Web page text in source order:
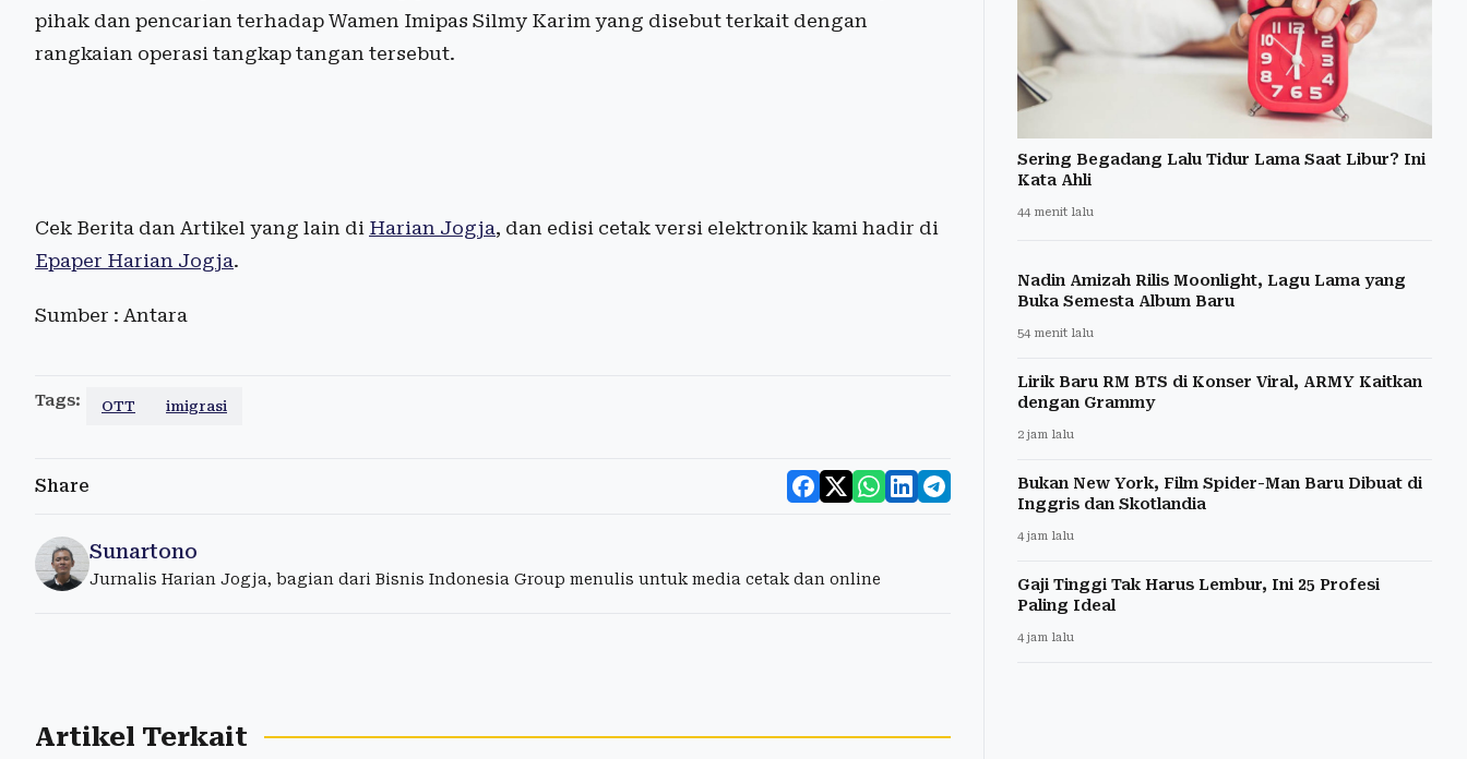
pihak dan pencarian terhadap Wamen Imipas Silmy Karim yang disebut terkait dengan
rangkaian operasi tangkap tangan tersebut.
Cek Berita dan Artikel yang lain di Harian Jogja, dan edisi cetak versi elektronik kami hadir di
Epaper Harian Jogja.
Sumber : Antara
Tags: OTT imigrasi
Share
Sunartono
Jurnalis Harian Jogja, bagian dari Bisnis Indonesia Group menulis untuk media cetak dan online
Artikel Terkait
Sering Begadang Lalu Tidur Lama Saat Libur? Ini
Kata Ahli
44 menit lalu
Nadin Amizah Rilis Moonlight, Lagu Lama yang
Buka Semesta Album Baru
54 menit lalu
Lirik Baru RM BTS di Konser Viral, ARMY Kaitkan
dengan Grammy
2 jam lalu
Bukan New York, Film Spider-Man Baru Dibuat di
Inggris dan Skotlandia
4 jam lalu
Gaji Tinggi Tak Harus Lembur, Ini 25 Profesi
Paling Ideal
4 jam lalu